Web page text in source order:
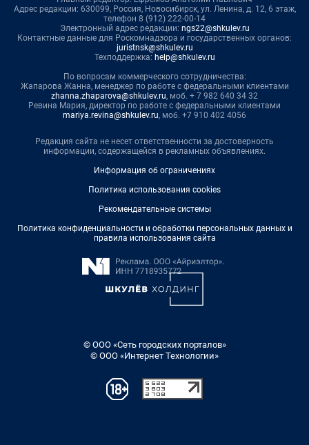
Адрес редакции: 630099, Россия, Новосибирск, ул. Ленина, д. 12, 6 этаж,
телефон 8 (912) 222-00-14
Электронный адрес редакции: ngs22@shkulev.ru
Контактные данные для Роскомнадзора и государственных органов:
juristnsk@shkulev.ru
Техподдержка: help@shkulev.ru
По вопросам коммерческого сотрудничества:
Жапарова Жанна, менеджер по работе с федеральными клиентами
zhanna.zhaparova@shkulev.ru, моб. + 7 982 640 34 32
Ревина Мария, директор по работе с федеральными клиентами
mariya.revina@shkulev.ru, моб. +7 910 402 4056
Редакция сайта не несет ответственности за достоверность
информации, содержащейся в рекламных объявлениях.
Информация об ограничениях
Политика использования cookies
Рекомендательные системы
Политика конфиденциальности и обработки персональных данных и
правила использования сайта
© ООО «Сеть городских порталов»
© ООО «Интернет Технологии»